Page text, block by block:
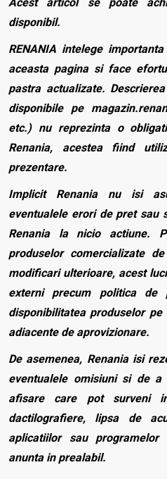
disponibil.
RENANIA intelege
aceasta pagina si face
pastra actualizate.
disponibile pe
etc.) nu reprezinta o
Renania, acestea fiind
prezentare.
Implicit Renania nu isi
eventualele erori de pret sau
Renania la nicio actiune.
produselor comercializate
modificari ulterioare, acest
externi precum politica
disponibilitatea produselor
adiacente de aprovizionare.
De asemenea, Renania isi
eventualele omisiuni si de
afisare care pot surveni
dactilografiere, lipsa de
aplicatiilor sau
anunta in prealabil.